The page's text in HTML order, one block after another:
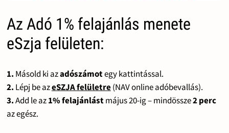
Az Adó 1% felajánlás menete
eSzja felületen:
1. Másold ki azadószámotegy kattintással.
2. Lépj be azeSZJA felületre(NAV online adóbevallás).
3.Add le az1% felajánlástmájus 20-ig – mindössze2 perc
az egész.